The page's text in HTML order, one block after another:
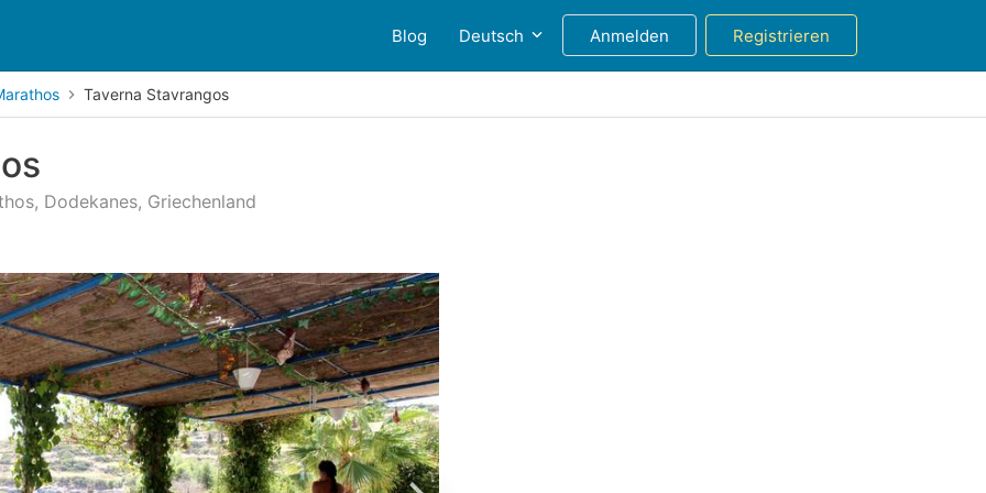
Blog Deutsch Anmelden Registrieren
Taverna Stavrangos
Dodekanes, Griechenland